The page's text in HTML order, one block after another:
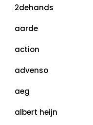
2dehands
aarde
action
advenso
aeg
albert heijn